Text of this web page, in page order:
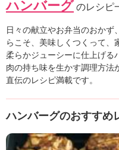
シ
を
見
つ
け
よ
N
K
ハンバーグ のレシピ
日々の献立やお弁当のおか
らこそ、美味しくつくって、
柔らかジューシーに仕上げる
肉の持ち味を生かす調理方法
直伝のレシピ満載です。
ハンバーグのおすすめ